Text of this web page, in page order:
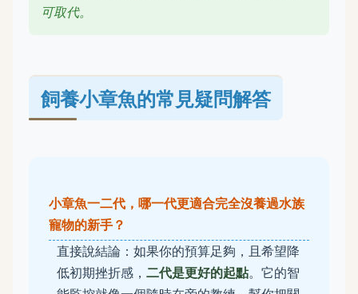
可取代。
飼養小章魚的常見疑問解答
小章魚一二代，哪一代更適合完全沒養過水族
寵物的新手？
直接說結論：如果你的預算足夠，且希望降
低初期挫折感， 二代是更好的起點。它的智